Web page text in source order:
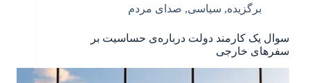
برگزیده, سیاسی, صدای مردم
سوال یک کارمند دولت درباره‌ی حساسیت بر
سفرهای خارجی